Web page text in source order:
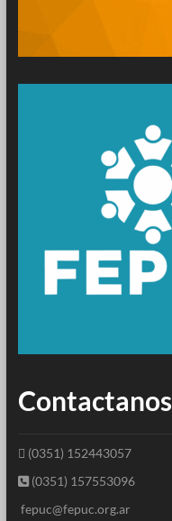
Contactanos
(0351) 152443057
(0351) 157553096
fepuc@fepuc.org.ar